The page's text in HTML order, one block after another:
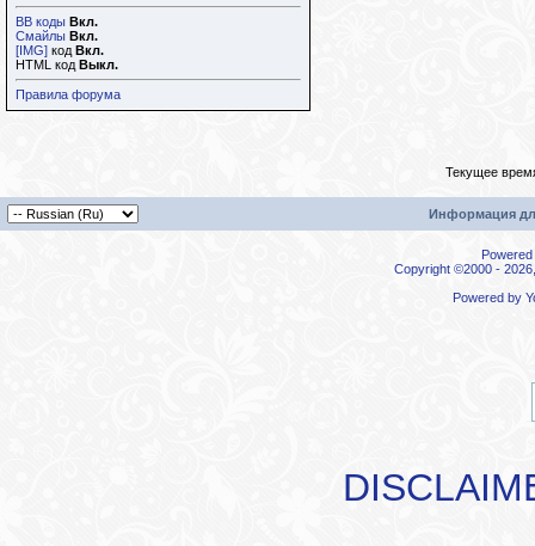
BB коды Вкл.
Смайлы Вкл.
[IMG] код Вкл.
HTML код Выкл.
Правила форума
Текущее
Информация
Copyright ©2000 -
Powered by